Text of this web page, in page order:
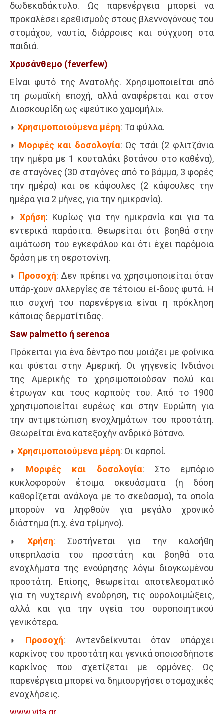
δωδεκαδάκτυλο. Ως παρενέργεια μπορεί να
προκαλέσει ερεθισμούς στους βλεννογόνους του
στομάχου, ναυτία, διάρροιες και σύγχυση στα
παιδιά.
Χρυσάνθεμο (feverfew)
Είναι φυτό της Ανατολής. Χρησιμοποιείται από
τη ρωμαϊκή εποχή, αλλά αναφέρεται και στον
Διοσκουρίδη ως «ψεύτικο χαμομήλι».
◗ Χρησιμοποιούμενα μέρη: Τα φύλλα.
◗ Μορφές και δοσολογία: Ως τσάι (2 φλιτζάνια
την ημέρα με 1 κουταλάκι βοτάνου στο καθένα),
σε σταγόνες (30 σταγόνες από το βάμμα, 3 φορές
την ημέρα) και σε κάψουλες (2 κάψουλες την
ημέρα για 2 μήνες, για την ημικρανία).
◗ Χρήση: Κυρίως για την ημικρανία και για τα
εντερικά παράσιτα. Θεωρείται ότι βοηθά στην
αιμάτωση του εγκεφάλου και ότι έχει παρόμοια
δράση με τη σεροτονίνη.
◗ Προσοχή: Δεν πρέπει να χρησιμοποιείται όταν
υπάρ-χουν αλλεργίες σε τέτοιου εί-δους φυτά. Η
πιο συχνή του παρενέργεια είναι η πρόκληση
κάποιας δερματίτιδας.
Saw palmetto ή serenoa
Πρόκειται για ένα δέντρο που μοιάζει με φοίνικα
και φύεται στην Αμερική. Οι γηγενείς Ινδιάνοι
της Αμερικής το χρησιμοποιούσαν πολύ και
έτρωγαν και τους καρπούς του. Από το 1900
χρησιμοποιείται ευρέως και στην Ευρώπη για
την αντιμετώπιση ενοχλημάτων του προστάτη.
Θεωρείται ένα κατεξοχήν ανδρικό βότανο.
◗ Χρησιμοποιούμενα μέρη: Οι καρποί.
◗ Μορφές και δοσολογία: Στο εμπόριο
κυκλοφορούν έτοιμα σκευάσματα (η δόση
καθορίζεται ανάλογα με το σκεύασμα), τα οποία
μπορούν να ληφθούν για μεγάλο χρονικό
διάστημα (π.χ. ένα τρίμηνο).
◗Χρήση: Συστήνεται για την καλοήθη
υπερπλασία του προστάτη και βοηθά στα
ενοχλήματα της ενούρησης λόγω διογκωμένου
προστάτη. Επίσης, θεωρείται αποτελεσματικό
για τη νυχτερινή ενούρηση, τις ουρολοιμώξεις,
αλλά και για την υγεία του ουροποιητικού
γενικότερα.
◗
Προσοχή: Αντενδείκνυται όταν υπάρχει
καρκίνος του προστάτη και γενικά οποιοσδήποτε
καρκίνος που σχετίζεται με ορμόνες. Ως
παρενέργεια μπορεί να δημιουργήσει στομαχικές
ενοχλήσεις.